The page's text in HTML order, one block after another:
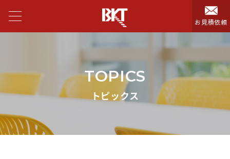
お見積依頼
TOPICS
トピックス